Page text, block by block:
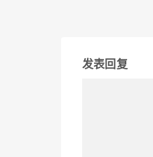
发表回复